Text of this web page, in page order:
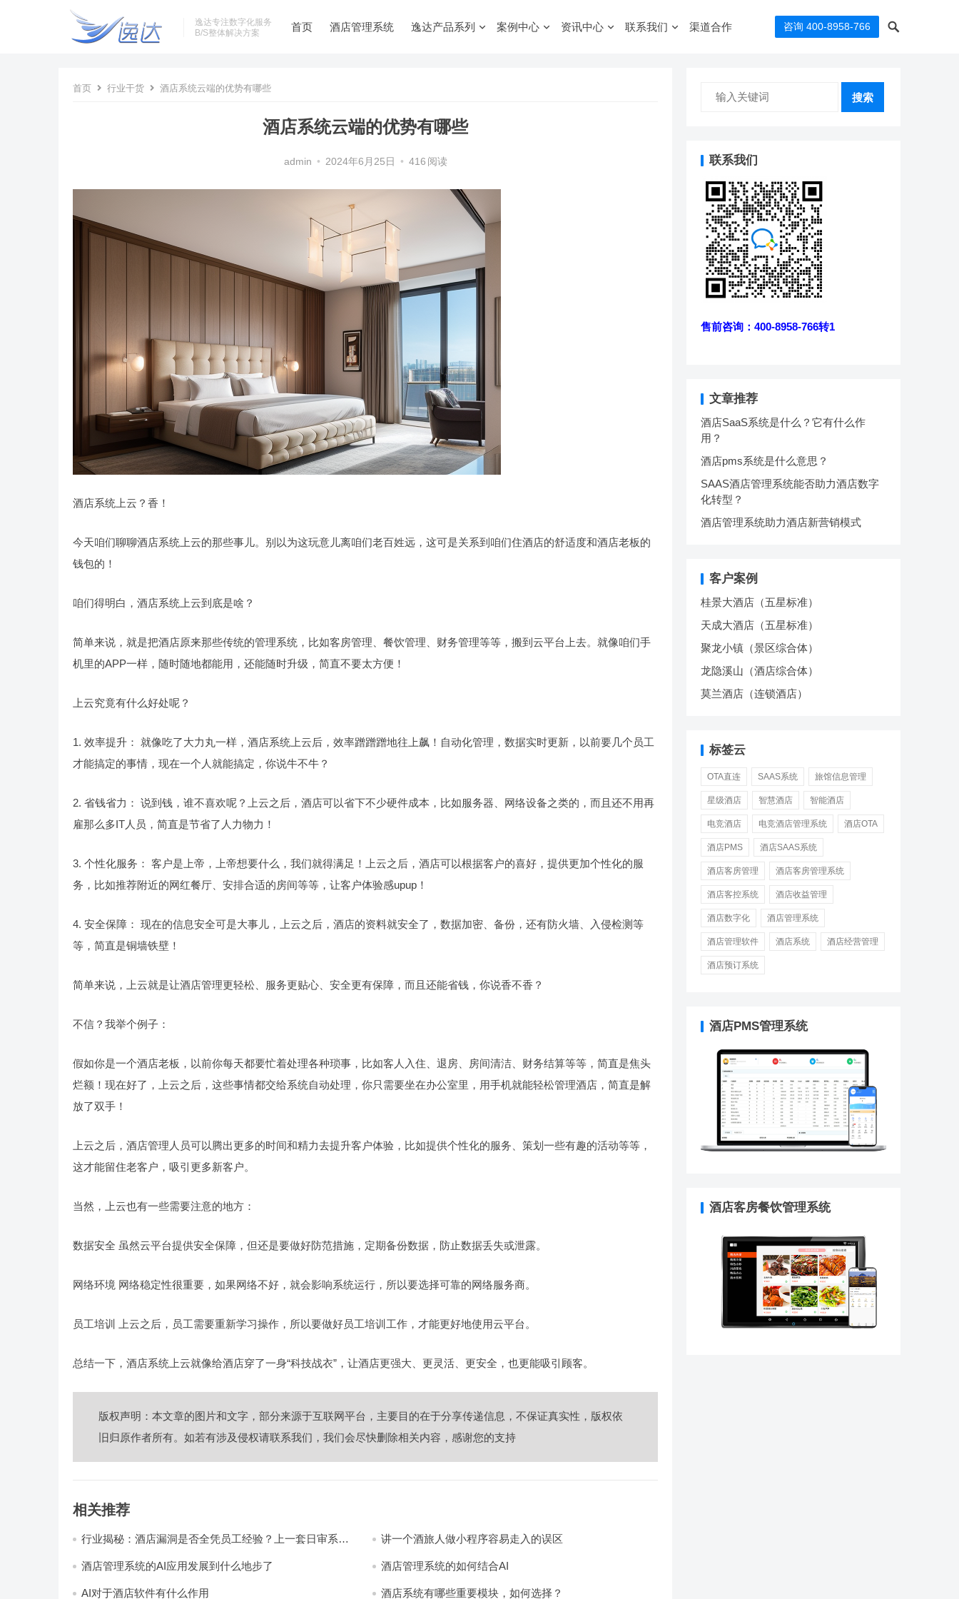
逸达专注数字化服务
B/S整体解决方案
首页 酒店管理系统 逸达产品系列 案例中心 资讯中心 联系我们 渠道合作 咨询 400-8958-766
首页 行业干货 酒店系统云端的优势有哪些
酒店系统云端的优势有哪些
admin • 2024年6月25日 • 416 阅读
酒店系统上云？香！
今天咱们聊聊酒店系统上云的那些事儿。别以为这玩意儿离咱们老百姓远，这可是关系到咱们住酒店的舒适度和酒店老板的
钱包的！
咱们得明白，酒店系统上云到底是啥？
简单来说，就是把酒店原来那些传统的管理系统，比如客房管理、餐饮管理、财务管理等等，搬到云平台上去。就像咱们手
机里的APP一样，随时随地都能用，还能随时升级，简直不要太方便！
上云究竟有什么好处呢？
1. 效率提升： 就像吃了大力丸一样，酒店系统上云后，效率蹭蹭蹭地往上飙！自动化管理，数据实时更新，以前要几个员工
才能搞定的事情，现在一个人就能搞定，你说牛不牛？
2. 省钱省力： 说到钱，谁不喜欢呢？上云之后，酒店可以省下不少硬件成本，比如服务器、网络设备之类的，而且还不用再
雇那么多IT人员，简直是节省了人力物力！
3. 个性化服务： 客户是上帝，上帝想要什么，我们就得满足！上云之后，酒店可以根据客户的喜好，提供更加个性化的服
务，比如推荐附近的网红餐厅、安排合适的房间等等，让客户体验感upup！
4. 安全保障： 现在的信息安全可是大事儿，上云之后，酒店的资料就安全了，数据加密、备份，还有防火墙、入侵检测等
等，简直是铜墙铁壁！
简单来说，上云就是让酒店管理更轻松、服务更贴心、安全更有保障，而且还能省钱，你说香不香？
不信？我举个例子：
假如你是一个酒店老板，以前你每天都要忙着处理各种琐事，比如客人入住、退房、房间清洁、财务结算等等，简直是焦头
烂额！现在好了，上云之后，这些事情都交给系统自动处理，你只需要坐在办公室里，用手机就能轻松管理酒店，简直是解
放了双手！
上云之后，酒店管理人员可以腾出更多的时间和精力去提升客户体验，比如提供个性化的服务、策划一些有趣的活动等等，
这才能留住老客户，吸引更多新客户。
当然，上云也有一些需要注意的地方：
数据安全 虽然云平台提供安全保障，但还是要做好防范措施，定期备份数据，防止数据丢失或泄露。
网络环境 网络稳定性很重要，如果网络不好，就会影响系统运行，所以要选择可靠的网络服务商。
员工培训 上云之后，员工需要重新学习操作，所以要做好员工培训工作，才能更好地使用云平台。
总结一下，酒店系统上云就像给酒店穿了一身“科技战衣”，让酒店更强大、更灵活、更安全，也更能吸引顾客。
版权声明：本文章的图片和文字，部分来源于互联网平台，主要目的在于分享传递信息，不保证真实性，版权依
旧归原作者所有。如若有涉及侵权请联系我们，我们会尽快删除相关内容，感谢您的支持
相关推荐
行业揭秘：酒店漏洞是否全凭员工经验？上一套日审系
讲一个酒旅人做小程序容易走入的误区
酒店管理系统的AI应用发展到什么地步了 酒店管理系统的如何结合AI
AI对于酒店软件有什么作用 酒店系统有哪些重要模块，如何选择？
搜索
联系我们
售前咨询：400-8958-766转1
文章推荐
酒店SaaS系统是什么？它有什么作
用？
酒店pms系统是什么意思？
SAAS酒店管理系统能否助力酒店数字
化转型？
酒店管理系统助力酒店新营销模式
客户案例
桂景大酒店（五星标准）
天成大酒店（五星标准）
聚龙小镇（景区综合体）
龙隐溪山（酒店综合体）
莫兰酒店（连锁酒店）
标签云
OTA直连 SAAS系统 旅馆信息管理
星级酒店 智慧酒店 智能酒店
电竞酒店 电竞酒店管理系统 酒店OTA
酒店PMS 酒店SAAS系统
酒店客房管理 酒店客房管理系统
酒店客控系统 酒店收益管理
酒店数字化 酒店管理系统
酒店管理软件 酒店系统 酒店经营管理
酒店预订系统
酒店PMS管理系统
酒店客房餐饮管理系统